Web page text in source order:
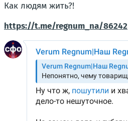
Как людям жить?!
https://t.me/regnum_na/86242